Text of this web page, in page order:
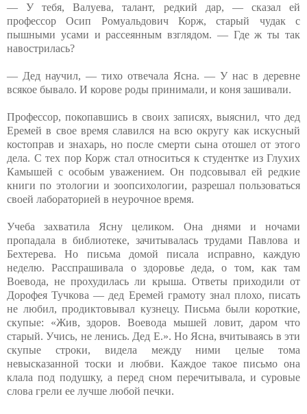
— У тебя, Валуева, талант, редкий дар, — сказал ей
профессор Осип Ромуальдович Корж, старый чудак с
пышными усами и рассеянным взглядом. — Где ж ты так
навострилась?
— Дед научил, — тихо отвечала Ясна. — У нас в деревне
всякое бывало. И корове роды принимали, и коня зашивали.
Профессор, покопавшись в своих записях, выяснил, что дед
Еремей в свое время славился на всю округу как искусный
костоправ и знахарь, но после смерти сына отошел от этого
дела. С тех пор Корж стал относиться к студентке из Глухих
Камышей с особым уважением. Он подсовывал ей редкие
книги по этологии и зоопсихологии, разрешал пользоваться
своей лабораторией в неурочное время.
Учеба захватила Ясну целиком. Она днями и ночами
пропадала в библиотеке, зачитывалась трудами Павлова и
Бехтерева. Но письма домой писала исправно, каждую
неделю. Расспрашивала о здоровье деда, о том, как там
Воевода, не прохудилась ли крыша. Ответы приходили от
Дорофея Тучкова — дед Еремей грамоту знал плохо, писать
не любил, продиктовывал кузнецу. Письма были короткие,
скупые: «Жив, здоров. Воевода мышей ловит, даром что
старый. Учись, не ленись. Дед Е.». Но Ясна, вчитываясь в эти
скупые строки, видела между ними целые тома
невысказанной тоски и любви. Каждое такое письмо она
клала под подушку, а перед сном перечитывала, и суровые
слова грели ее лучше любой печки.